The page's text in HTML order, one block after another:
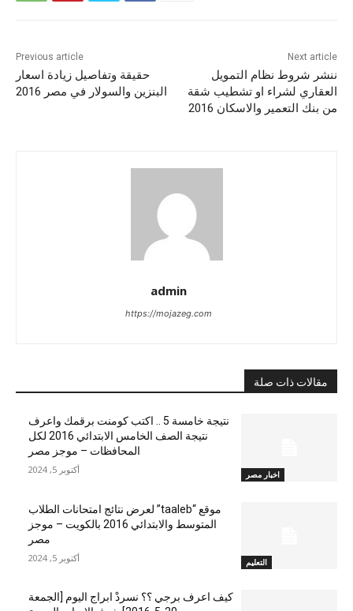
Previous article
حقيقة وتفاصيل زيادة اسعار
البنزين والسولار في مصر 2016
Next article
ننشر شروط نظام التمويل
العقاري لشراء او تشطيب شقة
من بنك التعمير والاسكان 2016
admin
https://mojazeg.com
مقالات ذات صلة
اخبار مصر
نتيجة خامسة 5 .. اكتب كومنت برقمك واعرف
نتيجة الصف الخامس الابتدائي 2016 لكل
المحافظات – موجز مصر
أكتوبر 5, 2024
التعليم
موقع “taaleb” لعرض نتائج امتحانات الطلاب
المتوسط والابتدائي 2016 بالكويت – موجز
مصر
أكتوبر 5, 2024
كيف اعرف برجي ؟؟ نسردْ ابراج اليوم [الجمعة